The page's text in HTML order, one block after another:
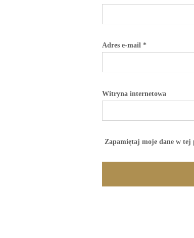
Adres e-mail *
Witryna internetowa
Zapamiętaj moje dane w tej